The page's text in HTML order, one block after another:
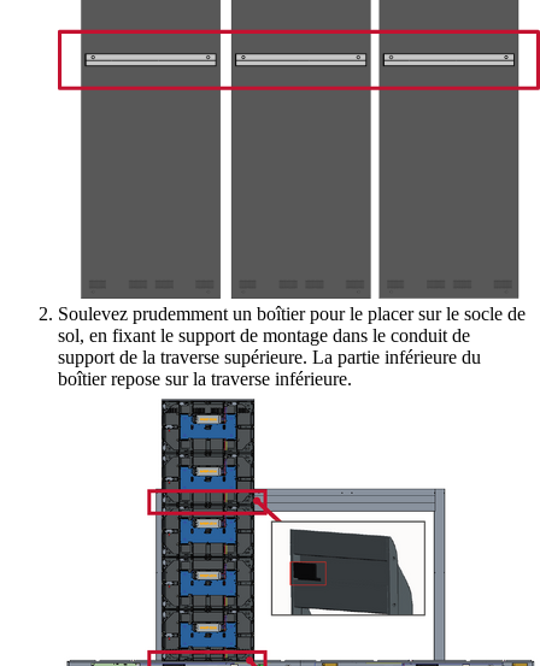
Soulevez prudemment un boîtier pour le placer sur le socle de
sol, en fixant le support de montage dans le conduit de
support de la traverse supérieure. La partie inférieure du
boîtier repose sur la traverse inférieure.